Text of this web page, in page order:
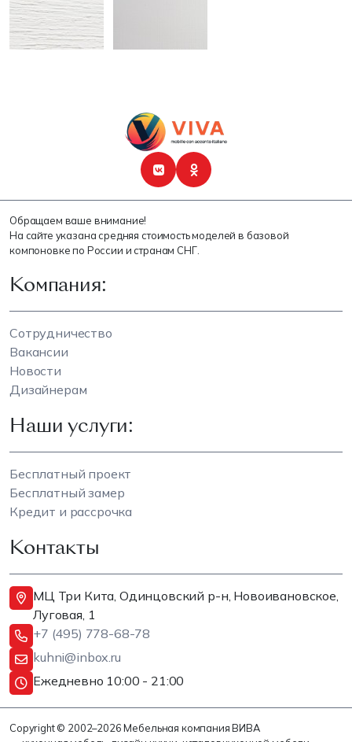
Обращаем ваше внимание!
На сайте указана средняя стоимость моделей в базовой
компоновке по России и странам СНГ.
Компания:
Сотрудничество
Вакансии
Новости
Дизайнерам
Наши услуги:
Бесплатный проект
Бесплатный замер
Кредит и рассрочка
Контакты
МЦ Три Кита, Одинцовский р-н, Новоивановское,
Луговая, 1
+7 (495) 778-68-78
kuhni@inbox.ru
Ежедневно 10:00 - 21:00
Copyright © 2002–2026 Мебельная компания ВИВА